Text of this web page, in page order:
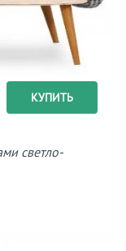
КУПИТЬ
светло-